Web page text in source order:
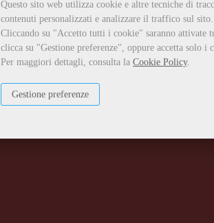
Questo sito web utilizza cookie e altre tecniche di
contenuti personalizzati e analizzare il traffico sul sito.
Cliccando su "Accetto tutti i cookie" saranno attivate
clicca su "Gestione preferenze", oppure accetta solo
Per maggiori dettagli, consulta la Cookie Policy.
Gestione preferenze